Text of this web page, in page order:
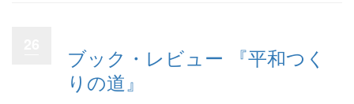
ブック・レビュー 『平和つく
りの道』